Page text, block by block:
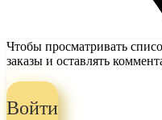
Чтобы просматривать
заказы и оставлять
Войти